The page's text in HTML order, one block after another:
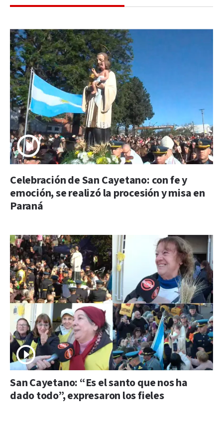
Celebración de San Cayetano: con fe y
emoción, se realizó la procesión y misa en
Paraná
San Cayetano: “Es el santo que nos ha
dado todo”, expresaron los fieles